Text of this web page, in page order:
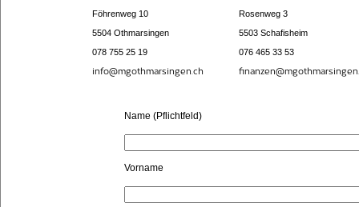
Föhrenweg 10
Rosenweg 3
5504 Othmarsingen
5503 Schafisheim
078 755 25 19
076 465 33 53
info@mgothmarsingen.ch
Name (Pflichtfeld)
Vorname